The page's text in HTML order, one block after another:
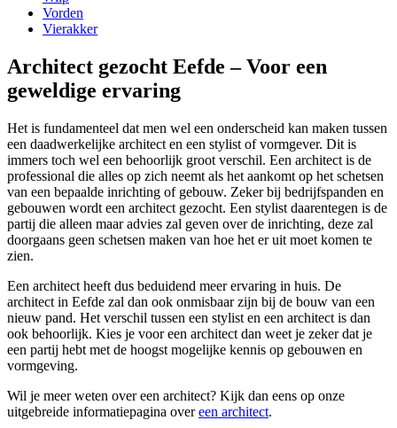
Vorden
Vierakker
Architect gezocht Eefde – Voor een
geweldige ervaring
Het is fundamenteel dat men wel een onderscheid kan maken tussen
een daadwerkelijke architect en een stylist of vormgever. Dit is
immers toch wel een behoorlijk groot verschil. Een architect is de
professional die alles op zich neemt als het aankomt op het schetsen
van een bepaalde inrichting of gebouw. Zeker bij bedrijfspanden en
gebouwen wordt een architect gezocht. Een stylist daarentegen is de
partij die alleen maar advies zal geven over de inrichting, deze zal
doorgaans geen schetsen maken van hoe het er uit moet komen te
zien.
Een architect heeft dus beduidend meer ervaring in huis. De
architect in Eefde zal dan ook onmisbaar zijn bij de bouw van een
nieuw pand. Het verschil tussen een stylist en een architect is dan
ook behoorlijk. Kies je voor een architect dan weet je zeker dat je
een partij hebt met de hoogst mogelijke kennis op gebouwen en
vormgeving.
Wil je meer weten over een architect? Kijk dan eens op onze
uitgebreide informatiepagina overeen architect.